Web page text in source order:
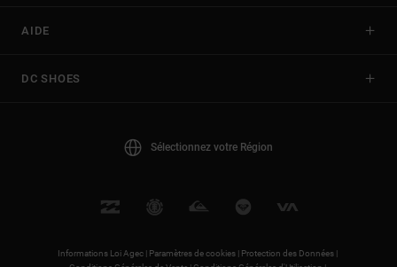
AIDE
DC SHOES
Sélectionnez votre Région
Informations Loi Agec | Paramètres de cookies | Protection des Données |